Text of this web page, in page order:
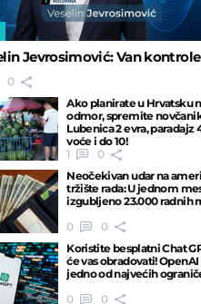
Jevrosimović: Van kontrole
0
Ako planirate u Hrvatsku
odmor, spremite
Lubenica 2 evra, paradajz
voće i do 10!
1
0
Neočekivan udar na
tržište rada: U jednom
izgubljeno 23.000 radnih
0
0
Koristite besplatni Chat
će vas obradovati!
jedno od najvećih
0
0